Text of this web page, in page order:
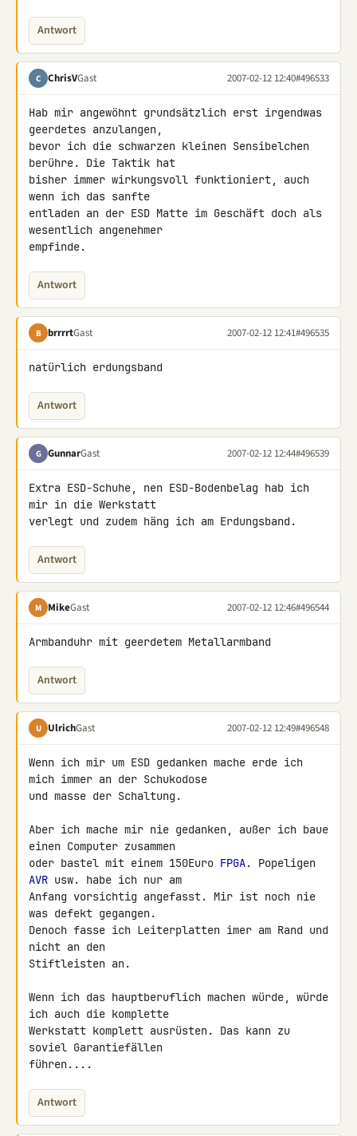
Antwort
C ChrisVGast 2007-02-12 12:40#496533
Hab mir angewöhnt grundsätzlich erst irgendwas
geerdetes anzulangen,
bevor ich die schwarzen kleinen Sensibelchen
berühre. Die Taktik hat
bisher immer wirkungsvoll funktioniert, auch
wenn ich das sanfte
entladen an der ESD Matte im Geschäft doch als
wesentlich angenehmer
empfinde.
Antwort
B brrrrtGast 2007-02-12 12:41#496535
natürlich erdungsband
Antwort
G GunnarGast 2007-02-12 12:44#496539
Extra ESD-Schuhe, nen ESD-Bodenbelag hab ich
mir in die Werkstatt
verlegt und zudem häng ich am Erdungsband.
Antwort
M MikeGast 2007-02-12 12:46#496544
Armbanduhr mit geerdetem Metallarmband
Antwort
U UlrichGast 2007-02-12 12:49#496548
Wenn ich mir um ESD gedanken mache erde ich
mich immer an der Schukodose
und masse der Schaltung.
Aber ich mache mir nie gedanken, außer ich baue
einen Computer zusammen
oder bastel mit einem 150Euro FPGA
AVR usw. habe ich nur am
Anfang vorsichtig angefasst. Mir ist noch nie
was defekt gegangen.
Denoch fasse ich Leiterplatten imer am Rand und
nicht an den
Stiftleisten an.
Wenn ich das hauptberuflich machen würde, würde
ich auch die komplette
Werkstatt komplett ausrüsten. Das kann zu
soviel Garantiefällen
führen....
Antwort